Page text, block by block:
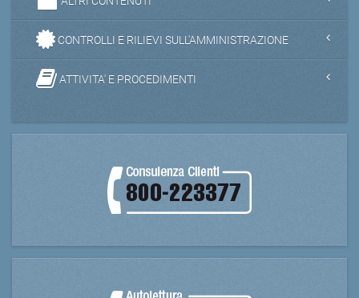
CONTROLLI E RILIEVI SULL'AMMINISTRAZIONE
ATTIVITA' E PROCEDIMENTI